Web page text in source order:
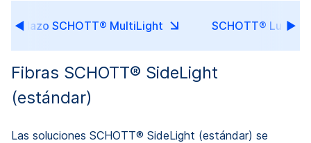
Mazo SCHOTT® MultiLight SCHOTT®
Fibras SCHOTT® SideLight
(estándar)
Las soluciones SCHOTT® SideLight (estándar) se